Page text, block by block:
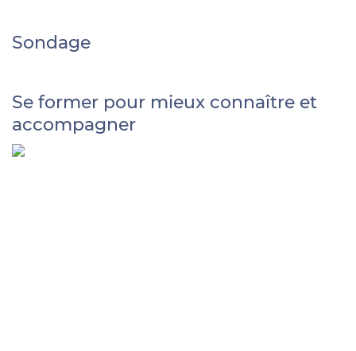
Sondage
Se former pour mieux connaître et
accompagner